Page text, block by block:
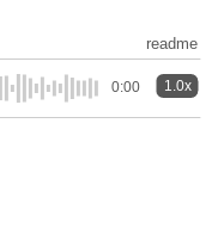
readme
0:00 1.0x